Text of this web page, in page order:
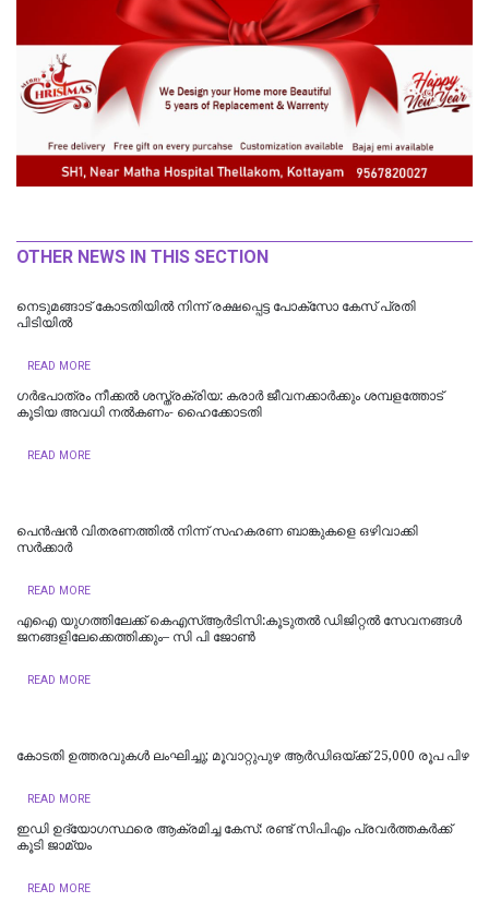
OTHER NEWS IN THIS SECTION
നെടുമങ്ങാട് കോടതിയില്‍ നിന്ന് രക്ഷപ്പെട്ട പോക്‌സോ കേസ് പ്രതി
പിടിയില്‍
READ MORE
ഗർഭപാത്രം നീക്കൽ ശസ്ത്രക്രിയ: കരാർ ജീവനക്കാർക്കും ശമ്പളത്തോട്
കൂടിയ അവധി നൽകണം- ഹൈക്കോടതി
READ MORE
പെൻഷൻ വിതരണത്തിൽ നിന്ന് സഹകരണ ബാങ്കുകളെ ഒഴിവാക്കി
സർക്കാർ
READ MORE
എഐ യുഗത്തിലേക്ക് കെഎസ്ആർടിസി:കൂടുതൽ ഡിജിറ്റൽ സേവനങ്ങൾ
ജനങ്ങളിലേക്കെത്തിക്കും– സി പി ജോൺ
READ MORE
കോടതി ഉത്തരവുകൾ ലംഘിച്ചു; മൂവാറ്റുപുഴ ആർഡിഒയ്ക്ക് 25,000 രൂപ പിഴ
READ MORE
ഇഡി ഉദ്യോഗസ്ഥരെ ആക്രമിച്ച കേസ്: രണ്ട് സിപിഎം പ്രവർത്തകർക്ക്
കൂടി ജാമ്യം
READ MORE